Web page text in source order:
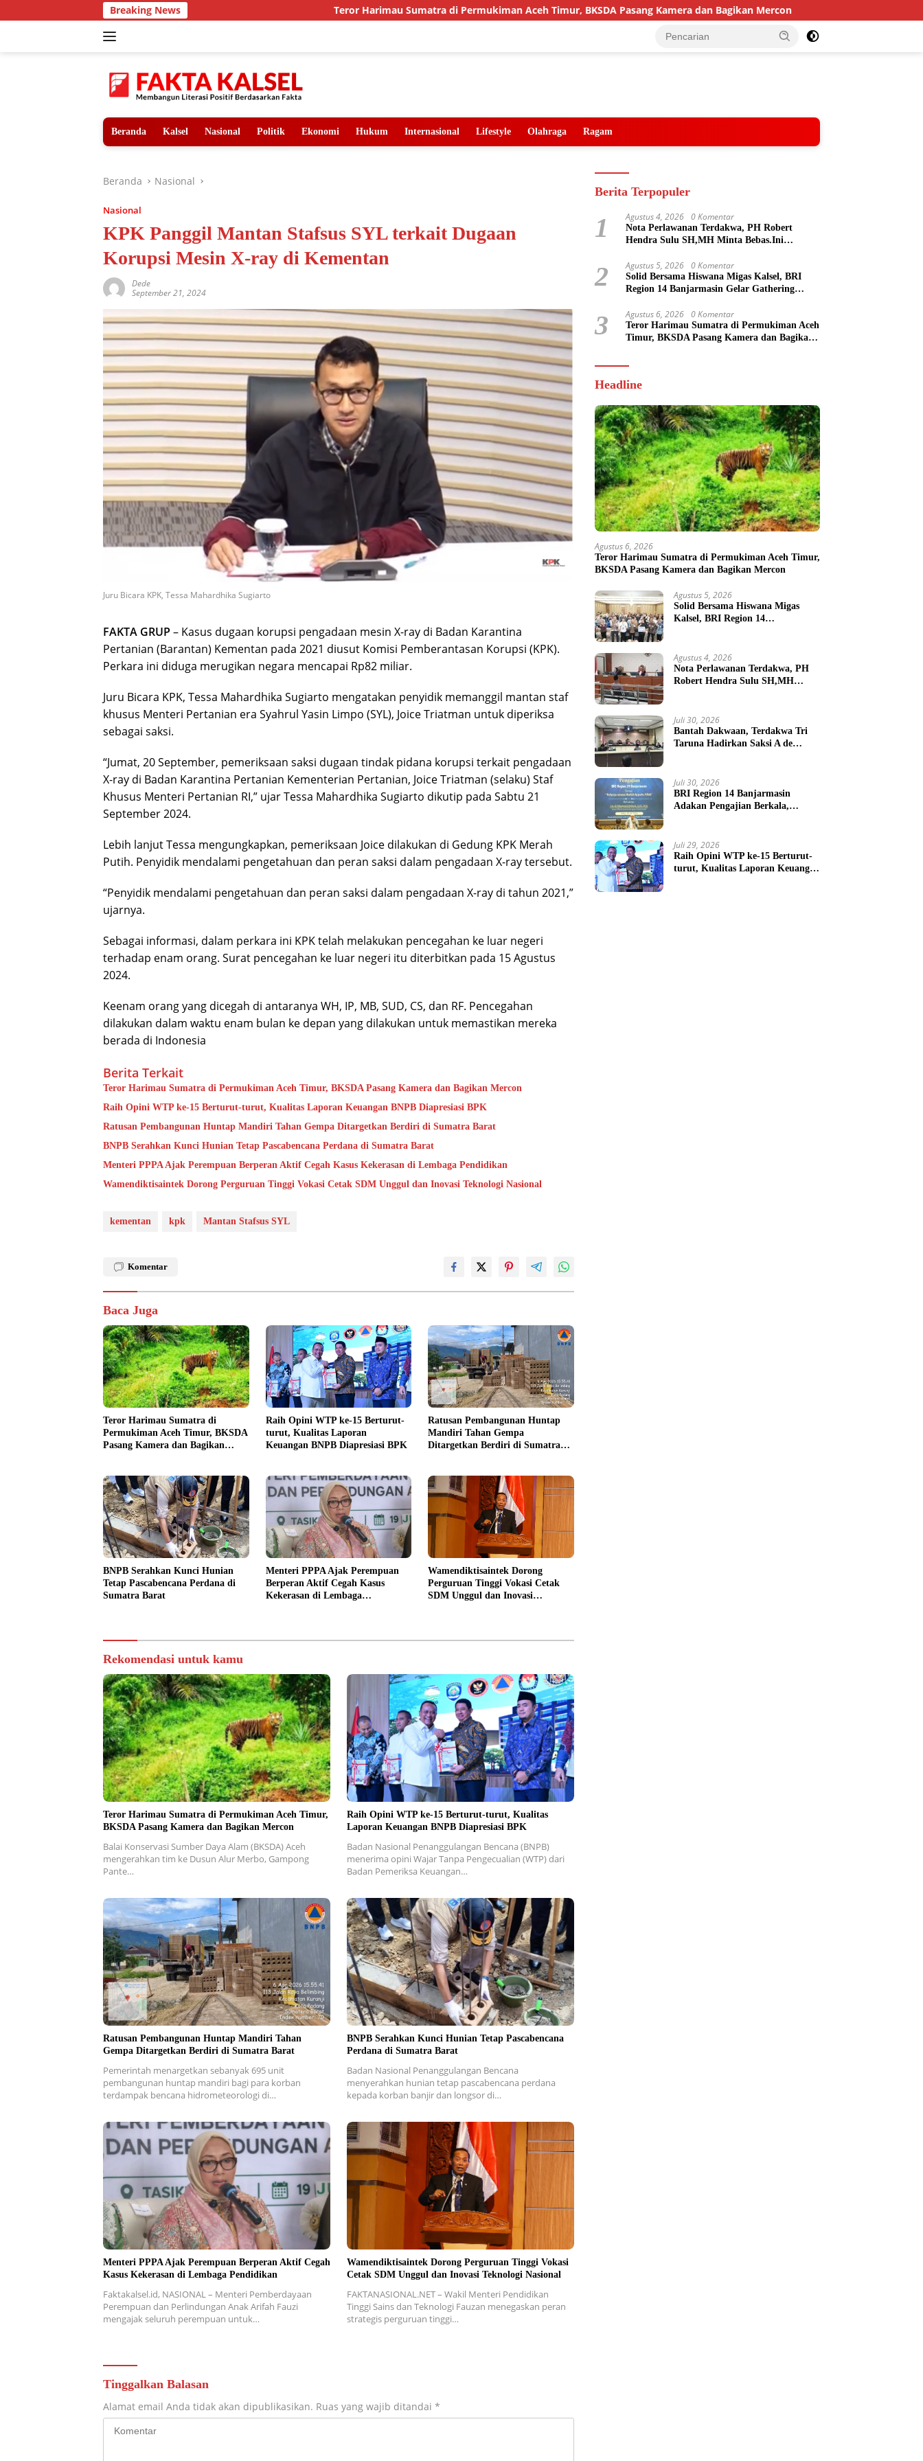
ke
Breaking News Teror Harimau Sumatra di Permukiman Aceh Timur, BKSDA Pasang Kamera dan Bagikan Mercon Solid Bersama Hiswana Migas
Beranda Kalsel Nasional Politik Ekonomi Hukum Internasional Lifestyle Olahraga Ragam
Beranda Nasional
Nasional
KPK Panggil Mantan Stafsus SYL terkait Dugaan
Korupsi Mesin X-ray di Kementan
Dede
September 21, 2024
Juru Bicara KPK, Tessa Mahardhika Sugiarto
FAKTA GRUP – Kasus dugaan korupsi pengadaan mesin X-ray di Badan Karantina
Pertanian (Barantan) Kementan pada 2021 diusut Komisi Pemberantasan Korupsi (KPK).
Perkara ini diduga merugikan negara mencapai Rp82 miliar.
Juru Bicara KPK, Tessa Mahardhika Sugiarto mengatakan penyidik memanggil mantan staf
khusus Menteri Pertanian era Syahrul Yasin Limpo (SYL), Joice Triatman untuk diperiksa
sebagai saksi.
“Jumat, 20 September, pemeriksaan saksi dugaan tindak pidana korupsi terkait pengadaan
X-ray di Badan Karantina Pertanian Kementerian Pertanian, Joice Triatman (selaku) Staf
Khusus Menteri Pertanian RI,” ujar Tessa Mahardhika Sugiarto dikutip pada Sabtu 21
September 2024.
Lebih lanjut Tessa mengungkapkan, pemeriksaan Joice dilakukan di Gedung KPK Merah
Putih. Penyidik mendalami pengetahuan dan peran saksi dalam pengadaan X-ray tersebut.
“Penyidik mendalami pengetahuan dan peran saksi dalam pengadaan X-ray di tahun 2021,”
ujarnya.
Sebagai informasi, dalam perkara ini KPK telah melakukan pencegahan ke luar negeri
terhadap enam orang. Surat pencegahan ke luar negeri itu diterbitkan pada 15 Agustus
2024.
Keenam orang yang dicegah di antaranya WH, IP, MB, SUD, CS, dan RF. Pencegahan
dilakukan dalam waktu enam bulan ke depan yang dilakukan untuk memastikan mereka
berada di Indonesia
Berita Terkait
Teror Harimau Sumatra di Permukiman Aceh Timur, BKSDA Pasang Kamera dan Bagikan Mercon
Raih Opini WTP ke-15 Berturut-turut, Kualitas Laporan Keuangan BNPB Diapresiasi BPK
Ratusan Pembangunan Huntap Mandiri Tahan Gempa Ditargetkan Berdiri di Sumatra Barat
BNPB Serahkan Kunci Hunian Tetap Pascabencana Perdana di Sumatra Barat
Menteri PPPA Ajak Perempuan Berperan Aktif Cegah Kasus Kekerasan di Lembaga Pendidikan
Wamendiktisaintek Dorong Perguruan Tinggi Vokasi Cetak SDM Unggul dan Inovasi Teknologi Nasional
kementan kpk Mantan Stafsus SYL
Komentar
Baca Juga
Teror Harimau Sumatra di
Permukiman Aceh Timur, BKSDA
Pasang Kamera dan Bagikan
Raih Opini WTP ke-15 Berturut-
turut, Kualitas Laporan
Keuangan BNPB Diapresiasi BPK
Ratusan Pembangunan Huntap
Mandiri Tahan Gempa
Ditargetkan Berdiri di Sumatra
BNPB Serahkan Kunci Hunian
Tetap Pascabencana Perdana di
Sumatra Barat
Menteri PPPA Ajak Perempuan
Berperan Aktif Cegah Kasus
Kekerasan di Lembaga
Wamendiktisaintek Dorong
Perguruan Tinggi Vokasi Cetak
SDM Unggul dan Inovasi
Rekomendasi untuk kamu
Teror Harimau Sumatra di Permukiman Aceh Timur,
BKSDA Pasang Kamera dan Bagikan Mercon
Balai Konservasi Sumber Daya Alam (BKSDA) Aceh
mengerahkan tim ke Dusun Alur Merbo, Gampong
Pante…
Raih Opini WTP ke-15 Berturut-turut, Kualitas
Laporan Keuangan BNPB Diapresiasi BPK
Badan Nasional Penanggulangan Bencana (BNPB)
menerima opini Wajar Tanpa Pengecualian (WTP) dari
Badan Pemeriksa Keuangan…
Ratusan Pembangunan Huntap Mandiri Tahan
Gempa Ditargetkan Berdiri di Sumatra Barat
Pemerintah menargetkan sebanyak 695 unit
pembangunan huntap mandiri bagi para korban
terdampak bencana hidrometeorologi di…
BNPB Serahkan Kunci Hunian Tetap Pascabencana
Perdana di Sumatra Barat
Badan Nasional Penanggulangan Bencana
menyerahkan hunian tetap pascabencana perdana
kepada korban banjir dan longsor di…
Menteri PPPA Ajak Perempuan Berperan Aktif Cegah
Kasus Kekerasan di Lembaga Pendidikan
Faktakalsel.id, NASIONAL – Menteri Pemberdayaan
Perempuan dan Perlindungan Anak Arifah Fauzi
mengajak seluruh perempuan untuk…
Wamendiktisaintek Dorong Perguruan Tinggi Vokasi
Cetak SDM Unggul dan Inovasi Teknologi Nasional
FAKTANASIONAL.NET – Wakil Menteri Pendidikan
Tinggi Sains dan Teknologi Fauzan menegaskan peran
strategis perguruan tinggi…
Tinggalkan Balasan
Alamat email Anda tidak akan dipublikasikan. Ruas yang wajib ditandai *
Berita Terpopuler
1 Agustus 4, 2026 0 Komentar
Nota Perlawanan Terdakwa, PH Robert
Hendra Sulu SH,MH Minta Bebas.Ini
2 Agustus 5, 2026 0 Komentar
Solid Bersama Hiswana Migas Kalsel, BRI
Region 14 Banjarmasin Gelar Gathering
3 Agustus 6, 2026 0 Komentar
Teror Harimau Sumatra di Permukiman Aceh
Timur, BKSDA Pasang Kamera dan Bagikan
Headline
Agustus 6, 2026
Teror Harimau Sumatra di Permukiman Aceh Timur,
BKSDA Pasang Kamera dan Bagikan Mercon
Agustus 5, 2026
Solid Bersama Hiswana Migas
Kalsel, BRI Region 14
Agustus 4, 2026
Nota Perlawanan Terdakwa, PH
Robert Hendra Sulu SH,MH
Juli 30, 2026
Bantah Dakwaan, Terdakwa Tri
Taruna Hadirkan Saksi A de
Juli 30, 2026
BRI Region 14 Banjarmasin
Adakan Pengajian Berkala,
Juli 29, 2026
Raih Opini WTP ke-15 Berturut-
turut, Kualitas Laporan Keuangan